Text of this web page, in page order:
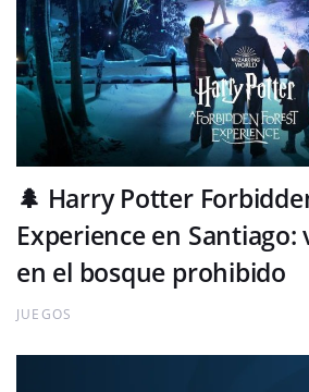
🌲 Harry Potter
Experience en Santiago:
en el bosque prohibido
JUEGOS